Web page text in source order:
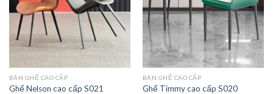
BÀN GHẾ CAO CẤP
Ghế Nelson cao cấp S021
BÀN GHẾ CAO CẤP
Ghế Timmy cao cấp S020